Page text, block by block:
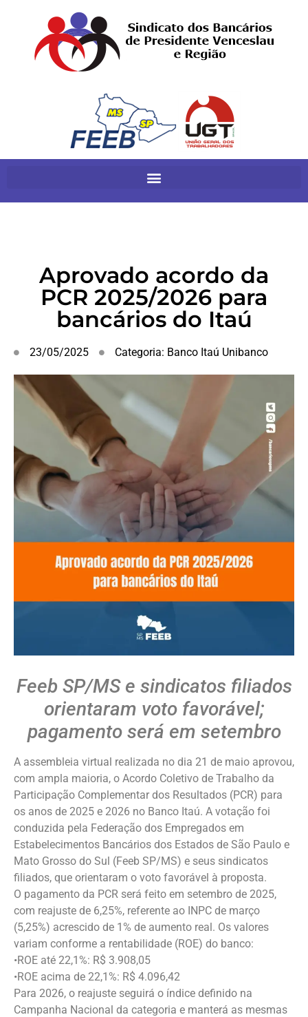
Aprovado acordo da
PCR 2025/2026 para
bancários do Itaú
23/05/2025 Categoria: Banco Itaú Unibanco
Feeb SP/MS e sindicatos filiados
orientaram voto favorável;
pagamento será em setembro
A assembleia virtual realizada no dia 21 de maio aprovou,
com ampla maioria, o Acordo Coletivo de Trabalho da
Participação Complementar dos Resultados (PCR) para
os anos de 2025 e 2026 no Banco Itaú. A votação foi
conduzida pela Federação dos Empregados em
Estabelecimentos Bancários dos Estados de São Paulo e
Mato Grosso do Sul (Feeb SP/MS) e seus sindicatos
filiados, que orientaram o voto favorável à proposta.
O pagamento da PCR será feito em setembro de 2025,
com reajuste de 6,25%, referente ao INPC de março
(5,25%) acrescido de 1% de aumento real. Os valores
variam conforme a rentabilidade (ROE) do banco:
•ROE até 22,1%: R$ 3.908,05
•ROE acima de 22,1%: R$ 4.096,42
Para 2026, o reajuste seguirá o índice definido na
Campanha Nacional da categoria e manterá as mesmas